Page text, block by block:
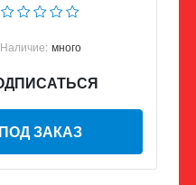
Наличие: много
ПОД ЗАКАЗ